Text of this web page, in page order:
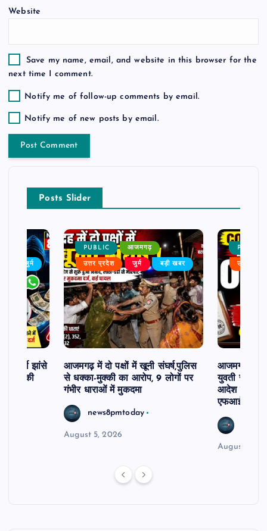
Website
Save my name, email, and website in this browser for the
next time I comment.
Notify me of follow-up comments by email.
Notify me of new posts by email.
Posts Slider
जुर्म
फर्जी झांसे
लाख की
PUBLIC आजमगढ़
उत्तर प्रदेश जुर्म बड़ी खबर
आजमगढ़ में दो पक्षों में खूनी संघर्ष,पुलिस
से धक्का-मुक्की का आरोप, 9 लोगों पर
गंभीर धाराओं में मुकदमा
news8pmtoday
August 5, 2026
PUBLIC
उत्तर
आजमगढ़ दो
युवती से
आदेश पर 10
एफआईआर
August 5,